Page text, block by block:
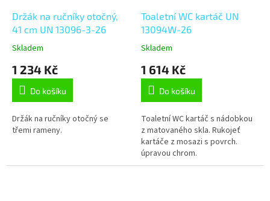
Držák na ručníky otočný,
41 cm UN 13096-3-26
Skladem
1 234 Kč
Do košíku
Držák na ručníky otočný se
třemi rameny.
Toaletní WC kartáč UN
13094W-26
Skladem
1 614 Kč
Do košíku
Toaletní WC kartáč s nádobkou
z matovaného skla. Rukojeť
kartáče z mosazi s povrch.
úpravou chrom.